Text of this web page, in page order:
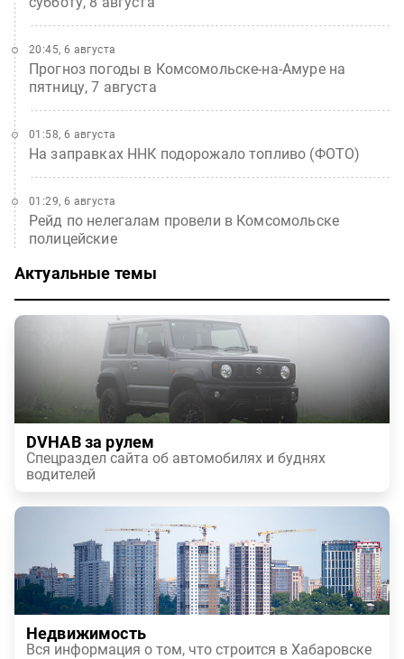
Прогноз погоды в Комсомольске-на-Амуре на
пятницу, 7 августа
20:45, 6 августа
На заправках ННК подорожало топливо (ФОТО)
01:58, 6 августа
Рейд по нелегалам провели в Комсомольске
полицейские
01:29, 6 августа
Актуальные темы
DVHAB за рулем
Спецраздел сайта об автомобилях и буднях
водителей
Недвижимость
Вся информация о том, что строится в Хабаровске